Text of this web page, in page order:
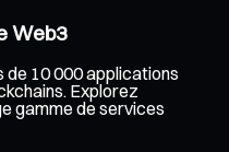
Web3
de 10 000 applications
Explorez
gamme de services